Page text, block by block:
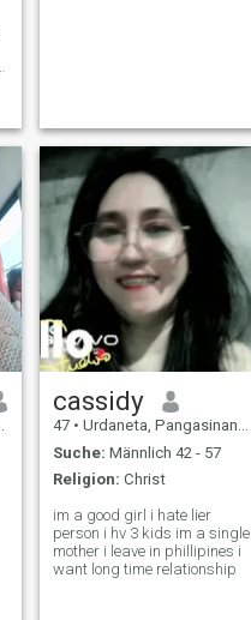
cassidy
47 • Urdaneta, Pangasinan, Philippinen
Suche: Männlich 42 - 57
Religion: Christ
im a good girl i hate lier
person i hv 3 kids im a single
mother i leave in phillipines i
want long time relationship